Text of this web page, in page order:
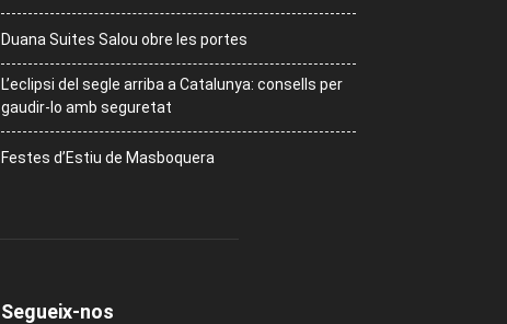
Duana Suites Salou obre les portes
L’eclipsi del segle arriba a Catalunya: consells per
gaudir-lo amb seguretat
Festes d’Estiu de Masboquera
Segueix-nos